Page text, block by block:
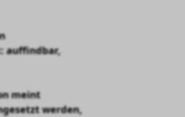
auffindbar,
meint
werden,